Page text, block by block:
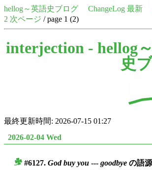
hellog～英語史ブログ ChangeLog 最新
2 次ページ / page 1 (2)
interjection - hellog
史
最終更新時間: 2026-07-15 01:27
2026-02-04 Wed
#6127. God buy you --- goodbye の語